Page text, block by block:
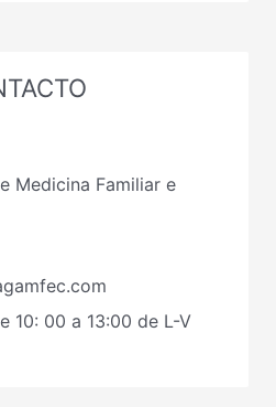
Medicina Familiar e
10: 00 a 13:00 de L-V